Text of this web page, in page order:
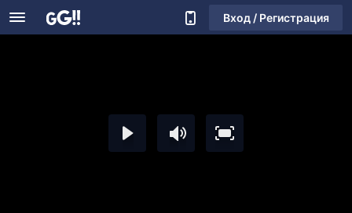
Вход / Регистрация